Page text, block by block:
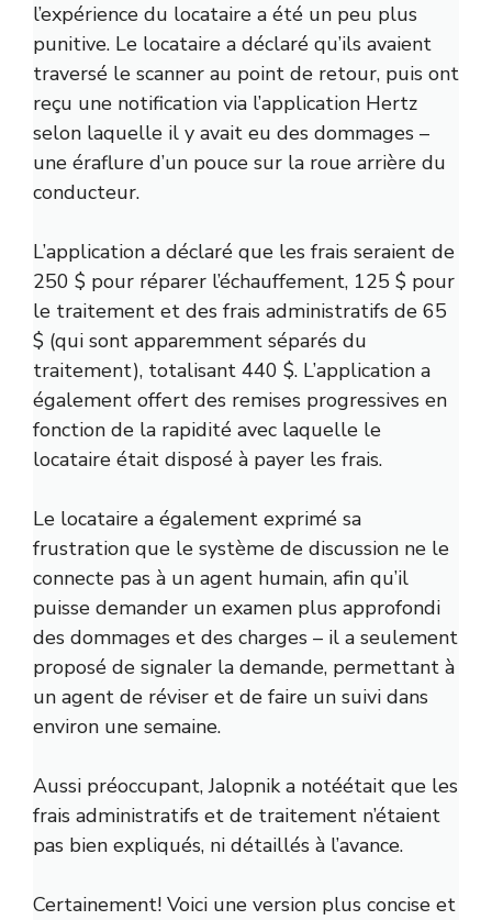
l’expérience du locataire a été un peu plus
punitive. Le locataire a déclaré qu’ils avaient
traversé le scanner au point de retour, puis ont
reçu une notification via l’application Hertz
selon laquelle il y avait eu des dommages –
une éraflure d’un pouce sur la roue arrière du
conducteur.
L’application a déclaré que les frais seraient de
250 $ pour réparer l’échauffement, 125 $ pour
le traitement et des frais administratifs de 65
$ (qui sont apparemment séparés du
traitement), totalisant 440 $. L’application a
également offert des remises progressives en
fonction de la rapidité avec laquelle le
locataire était disposé à payer les frais.
Le locataire a également exprimé sa
frustration que le système de discussion ne le
connecte pas à un agent humain, afin qu’il
puisse demander un examen plus approfondi
des dommages et des charges – il a seulement
proposé de signaler la demande, permettant à
un agent de réviser et de faire un suivi dans
environ une semaine.
Aussi préoccupant,Jalopnik a notéétait que les
frais administratifs et de traitement n’étaient
pas bien expliqués, ni détaillés à l’avance.
Certainement! Voici une version plus concise et